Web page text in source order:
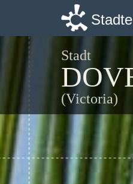
Stadt
(Victoria)